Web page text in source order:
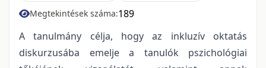
Megtekintések száma:189
A tanulmány célja, hogy az inkluzív oktatás
diskurzusába emelje a tanulók pszichológiai